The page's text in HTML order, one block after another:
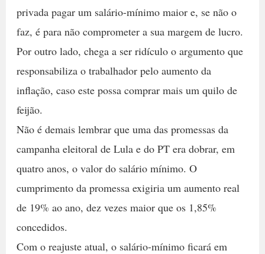
privada pagar um salário-mínimo maior e, se não o
faz, é para não comprometer a sua margem de lucro.
Por outro lado, chega a ser ridículo o argumento que
responsabiliza o trabalhador pelo aumento da
inflação, caso este possa comprar mais um quilo de
feijão.
Não é demais lembrar que uma das promessas da
campanha eleitoral de Lula e do PT era dobrar, em
quatro anos, o valor do salário mínimo. O
cumprimento da promessa exigiria um aumento real
de 19% ao ano, dez vezes maior que os 1,85%
concedidos.
Com o reajuste atual, o salário-mínimo ficará em